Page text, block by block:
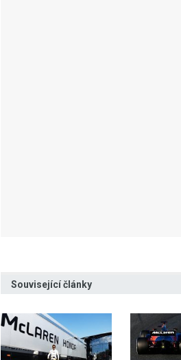
Související články